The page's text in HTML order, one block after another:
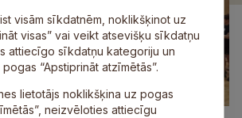
visām sīkdatnēm, noklikšķinot uz
visas” vai veikt atsevišķu sīkdatņu
attiecīgo sīkdatņu kategoriju un
“Apstiprināt atzīmētās”.
lietotājs noklikšķina uz pogas
neizvēloties attiecīgu